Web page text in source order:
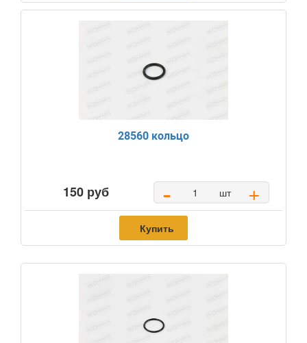
28560 кольцо
150 руб - шт +
Купить